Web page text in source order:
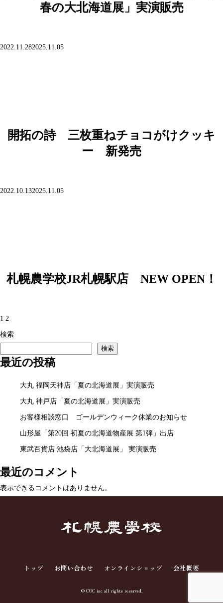
春の大北海道展」実演販売
投
2022.11.282025.11.05
開拓の詩 三枚重ねチョコがけクッキ
ー 新発売
投
2022.10.132025.11.05
札幌農学校JR札幌駅店 NEW OPEN！
投
稿
ペ
前
の
ー
固
定
ー
1 固
定
ー
2
検索
検索
最近の投稿
大丸 福岡天神店「夏の北海道展」実演販売
大丸 神戸店「夏の北海道展」実演販売
お客様相談窓口 ゴールデンウィーク休業のお知らせ
山形屋「第20回 初夏の北海道物産展 第1弾」出店
東武百貨店 池袋店「大北海道展」 実演販売
最近のコメント
表示できるコメントはありません。
トップ お問い合わせ オンラインショップ 会社概要
© COC inc all rights reserved.